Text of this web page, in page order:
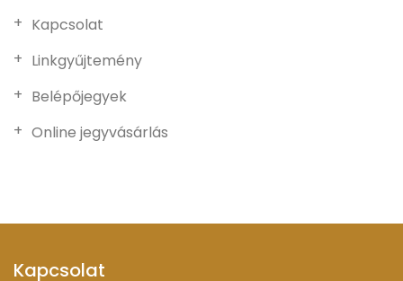
Kapcsolat
Linkgyűjtemény
Belépőjegyek
Online jegyvásárlás
Kapcsolat